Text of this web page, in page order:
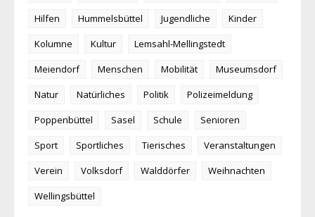
Hilfen
Hummelsbüttel Jugendliche
Kinder
Kolumne
Kultur
Lemsahl-Mellingstedt
Meiendorf
Menschen Mobilität
Museumsdorf
Natur
Natürliches Politik
Polizeimeldung
Poppenbüttel
Sasel Schule
Senioren
Sport
Sportliches Tierisches
Veranstaltungen
Verein
Volksdorf Walddörfer
Weihnachten
Wellingsbüttel